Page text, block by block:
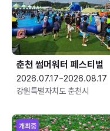
춘천 썸머워터 페스티벌
2026.07.17~2026.08.17
강원특별자치도 춘천시
개최중